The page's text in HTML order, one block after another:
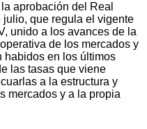
aprobación del Real
julio, que regula el vigente
unido a los avances de la
de los mercados y
habidos en los últimos
las tasas que viene
a la estructura y
mercados y a la propia